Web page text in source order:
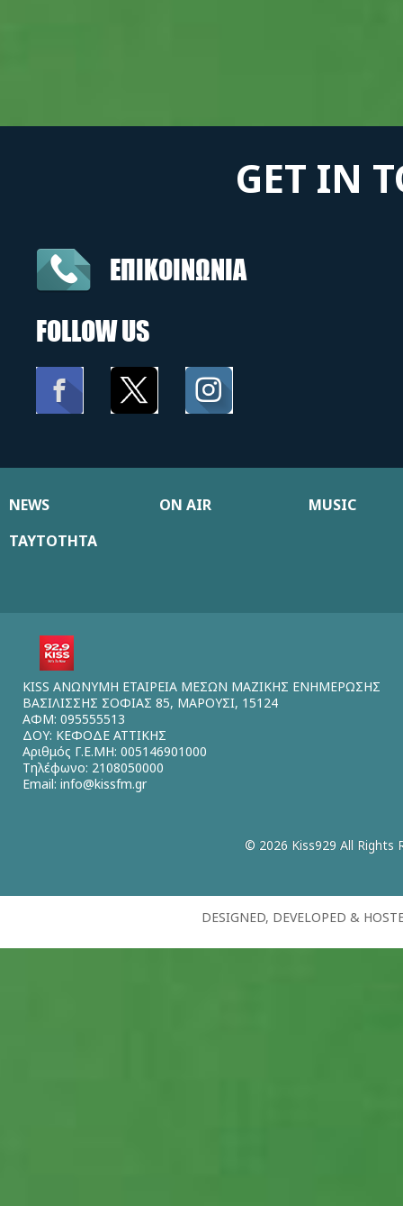
GET IN
ΕΠΙΚΟΙΝΩΝΙΑ
FOLLOW US
NEWS ON AIR
MUSIC
ΤΑΥΤΟΤΗΤΑ
KISS ΑΝΩΝΥΜΗ ΕΤΑΙΡΕΙΑ ΜΕΣΩΝ ΜΑΖΙΚΗΣ ΕΝΗΜΕΡΩΣΗΣ
ΒΑΣΙΛΙΣΣΗΣ ΣΟΦΙΑΣ 85, ΜΑΡΟΥΣΙ, 15124
ΑΦΜ: 095555513
ΔΟΥ: ΚΕΦΟΔΕ ΑΤΤΙΚΗΣ
Αριθμός Γ.Ε.ΜΗ: 005146901000
Τηλέφωνο: 2108050000
Email: info@kissfm.gr
© 2026 Kiss929 All Rights
DESIGNED, DEVELOPED &